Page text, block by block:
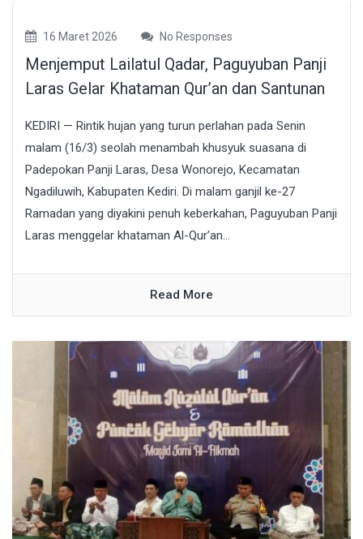
16 Maret 2026 No Responses
Menjemput Lailatul Qadar, Paguyuban Panji
Laras Gelar Khataman Qur’an dan Santunan
KEDIRI — Rintik hujan yang turun perlahan pada Senin
malam (16/3) seolah menambah khusyuk suasana di
Padepokan Panji Laras, Desa Wonorejo, Kecamatan
Ngadiluwih, Kabupaten Kediri. Di malam ganjil ke-27
Ramadan yang diyakini penuh keberkahan, Paguyuban Panji
Laras menggelar khataman Al-Qur’an...
Read More